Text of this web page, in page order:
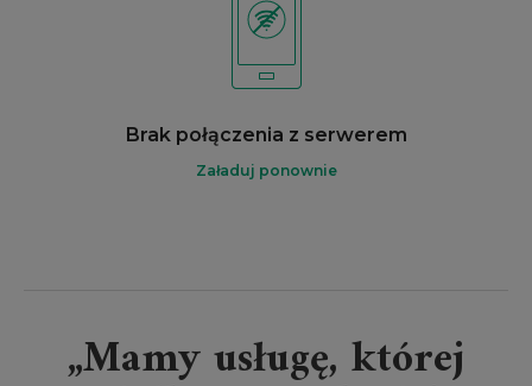
Brak połączenia z serwerem
Załaduj ponownie
„Mamy usługę, której